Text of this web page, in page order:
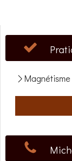
Magnétisme